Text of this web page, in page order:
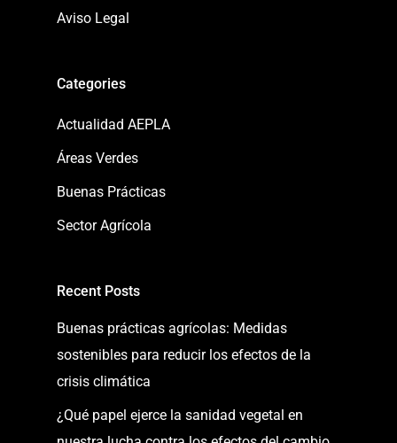
Aviso Legal
Categories
Actualidad AEPLA
Áreas Verdes
Buenas Prácticas
Sector Agrícola
Recent Posts
Buenas prácticas agrícolas: Medidas
sostenibles para reducir los efectos de la
crisis climática
¿Qué papel ejerce la sanidad vegetal en